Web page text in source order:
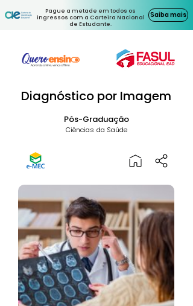
Pague a metade em todos os
ingressos com a Carteira Nacional
de Estudante.
Saiba mais
Diagnóstico por Imagem
Pós-Graduação
Ciências da Saúde